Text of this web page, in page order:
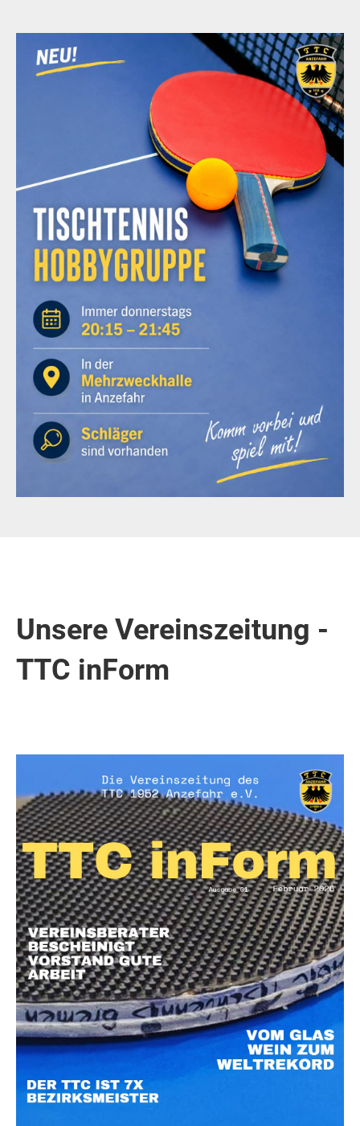
Unsere Vereinszeitung -
TTC inForm